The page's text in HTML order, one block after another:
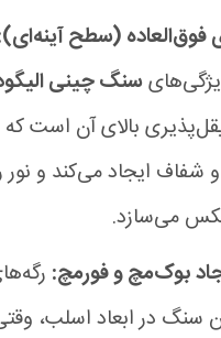
فوق‌العاده (سطح
سنگ چینی
بالای آن است
و شفاف ایجاد می‌کند و نور
می‌سازد.
بوک‌مچ و فورمچ:
سنگ در ابعاد اسلب،